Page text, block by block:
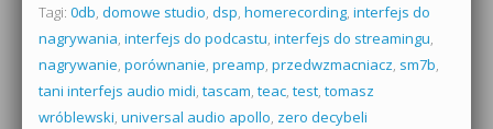
Tagi: 0db, domowe studio, dsp, homerecording, interfejs do
nagrywania, interfejs do podcastu, interfejs do streamingu,
nagrywanie, porównanie, preamp, przedwzmacniacz, sm7b,
tani interfejs audio midi, tascam, teac, test, tomasz
wróblewski, universal audio apollo, zero decybeli